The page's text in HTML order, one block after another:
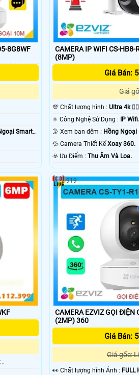
8G8WF
Smart
CAMERA IP WIFI CS-
(8MP)
Giá Bán:
Giá
💯 Chất lượng hình : Ultra 4k
⚛️ Công Nghệ Sử Dụng :
IP Wifi.
🌛 Xem ban đêm : Hồng Ngoại
💦 Camera Thiết Kế Xoay 360.
️☣️ Ưu Điểm : Thu Âm Và Loa.
.
CAMERA EZVIZ GỌI ĐIỆN
(2MP) 360
Giá Bán:
Giá gốc:
️👀 Chất lượng hình Ảnh : FULL
919